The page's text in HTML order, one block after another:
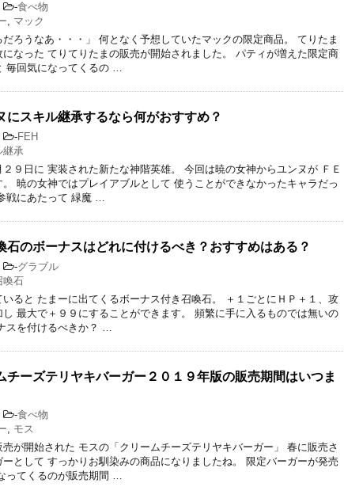
-食べ物
, マック
だろうなあ・・・」 何となく予想していたマックの限定商品。 てりたま
なった てりてりたまの販売が開始されました。 パティが増えた限定商
毎回気になってくるの …
にスキル継承するなら何がおすすめ？
-FEH
継承
２９日に 実装された新たな神階英雄。 今回は暁の女神からユンヌが ＦＥ
。 暁の女神ではプレイアブルとして 使うことができなかったキャラだっ
戦にあたって 緑魔 …
石のボーナスはどれに付けるべき？おすすめはある？
-グラブル
喚石
いると たまーに出てくるボーナス付き召喚石。 ＋１ごとにＨＰ＋１、攻
最大で＋９９にすることができます。 頻繁に手に入るものでは無いの
スを付けるべきか？ …
チーズテリヤキバーガー２０１９年版の販売期間はいつま
-食べ物
, モス
売が開始された モスの「クリームチーズテリヤキバーガー」 春に販売さ
として すっかりお馴染みの商品になりましたね。 限定バーガーが発売
ってくるのが販売期間 …